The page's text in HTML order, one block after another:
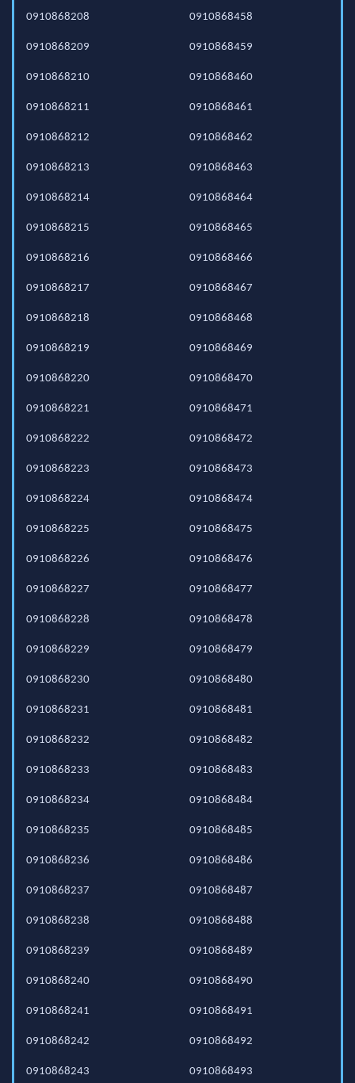
0910868208
0910868209
0910868210
0910868211
0910868212
0910868213
0910868214
0910868215
0910868216
0910868217
0910868218
0910868219
0910868220
0910868221
0910868222
0910868223
0910868224
0910868225
0910868226
0910868227
0910868228
0910868229
0910868230
0910868231
0910868232
0910868233
0910868234
0910868235
0910868236
0910868237
0910868238
0910868239
0910868240
0910868241
0910868242
0910868243
0910868458
0910868459
0910868460
0910868461
0910868462
0910868463
0910868464
0910868465
0910868466
0910868467
0910868468
0910868469
0910868470
0910868471
0910868472
0910868473
0910868474
0910868475
0910868476
0910868477
0910868478
0910868479
0910868480
0910868481
0910868482
0910868483
0910868484
0910868485
0910868486
0910868487
0910868488
0910868489
0910868490
0910868491
0910868492
0910868493